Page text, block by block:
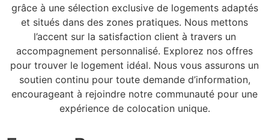
grâce à une sélection exclusive de logements adaptés
et situés dans des zones pratiques. Nous mettons
l’accent sur la satisfaction client à travers un
accompagnement personnalisé. Explorez nos offres
pour trouver le logement idéal. Nous vous assurons un
soutien continu pour toute demande d’information,
encourageant à rejoindre notre communauté pour une
expérience de colocation unique.